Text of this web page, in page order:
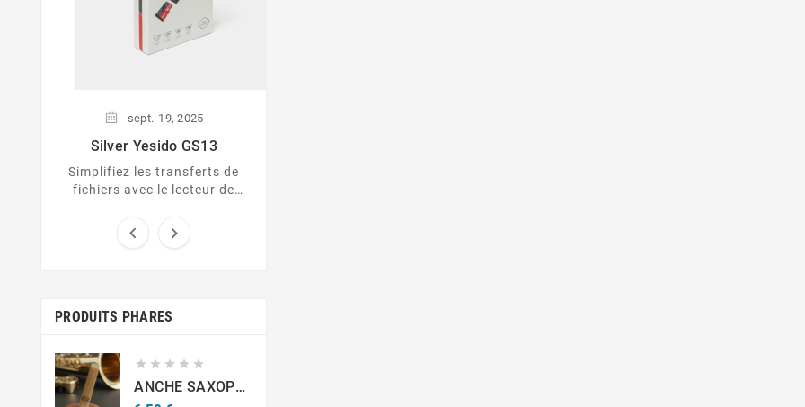
sept. 19, 2025
Silver Yesido GS13
Simplifiez les transferts de
fichiers avec le lecteur de
GS13 !
 
PRODUITS PHARES
    
ANCHE SAXOPHONE ALTO 2.5" ROYAL A L'UNITE